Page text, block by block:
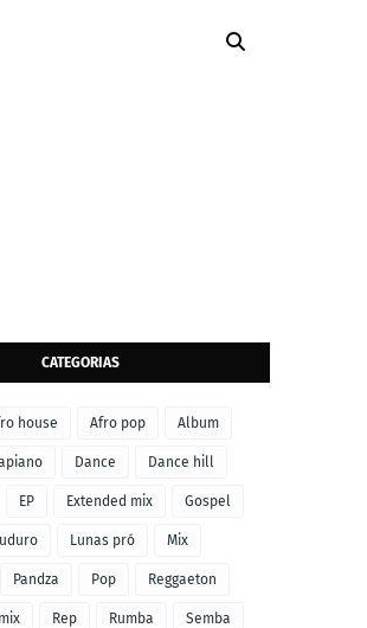
CATEGORIAS
house Afro pop Album
Dance Dance hill
EP Extended mix Gospel
Lunas pró Mix
Pandza Pop Reggaeton
Rep Rumba Semba